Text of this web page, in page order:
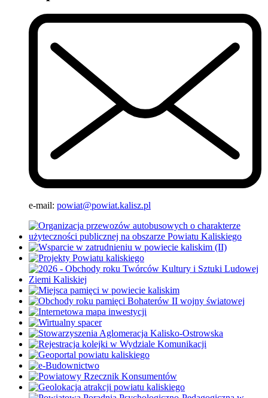
e-mail: powiat@powiat.kalisz.pl